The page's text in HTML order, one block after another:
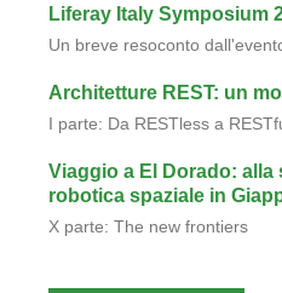
MokaByte è una rivista
dedicata alla comunità
La rivista tratta di vari
enterprise e integrazione,
lean/agile e aspetti sociali